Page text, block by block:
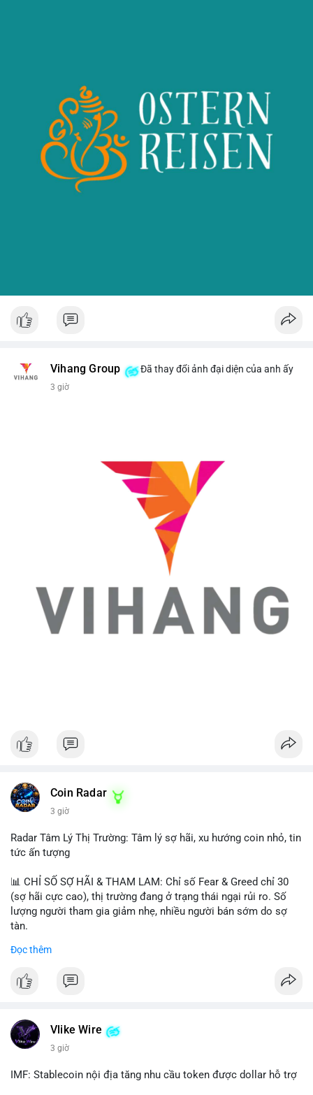
Vihang Group Đã thay đổi ảnh đại diện của anh ấy
3 giờ
Coin Radar
3 giờ
Radar Tâm Lý Thị Trường: Tâm lý sợ hãi, xu hướng coin nhỏ, tin
tức ấn tượng
📊 CHỈ SỐ SỢ HÃI & THAM LAM: Chỉ số Fear & Greed chỉ 30
(sợ hãi cực cao), thị trường đang ở trạng thái ngại rủi ro. Số
lượng người tham gia giảm nhẹ, nhiều người bán sớm do sợ
tàn.
📈 XU HƯỚNG TÌM KIẾM & THẢO LUẬN: Biconomy (BICO),
coin được tìm kiếm nhiều nhất. Chủ đề NFT (Pudgy Penguins),
💬 DÒNG CHẢY TIN TỨC & TRUYỀN THÔNG: Bàn tán trên
Binance Square tập trung vào lệnh kẹp, dự báo NVDA và Musk
luận về Clearity Act.
Đọc thêm
Vlike Wire
3 giờ
IMF: Stablecoin nội địa tăng nhu cầu token được dollar hỗ trợ